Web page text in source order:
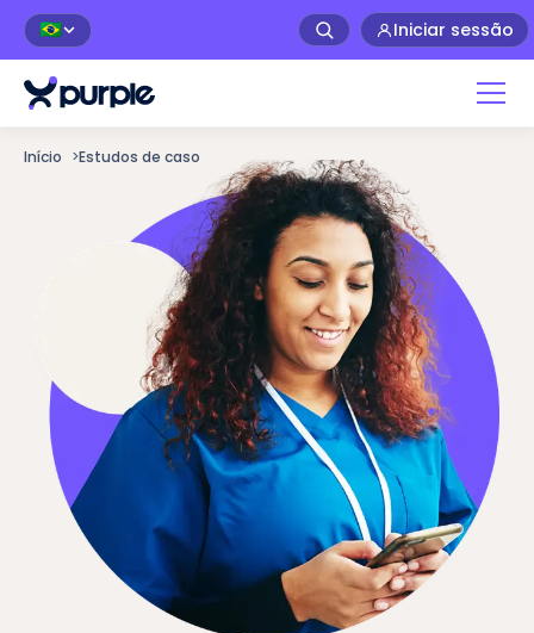
🇧🇷 Iniciar sessão
Início >Estudos de caso